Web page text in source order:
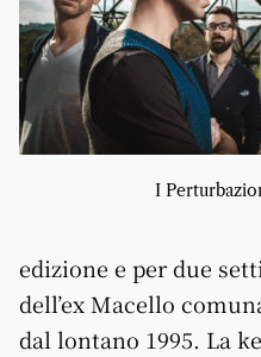
I
edizione e per due
dell’ex Macello
dal lontano 1995. La